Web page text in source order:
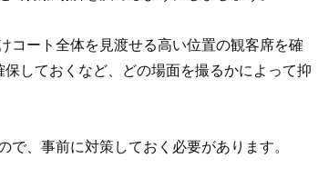
コート全体を見渡せる高い位置の観客席を確
しておくなど、どの場面を撮るかによって抑
、事前に対策しておく必要があります。